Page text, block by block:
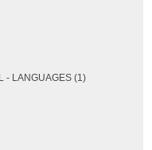
- LANGUAGES (1)